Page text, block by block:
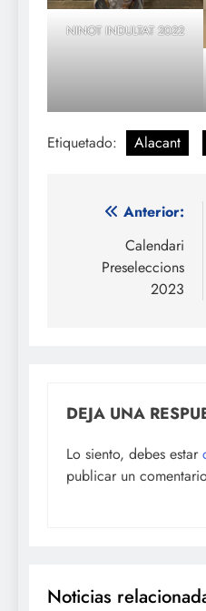
NINOT INDULTAT 2022
Etiquetado: Alacant
Navegación
entradas
Anterior:
Calendari
Preseleccions
2023
DEJA UNA
Lo siento, debes estar
publicar un
Noticias